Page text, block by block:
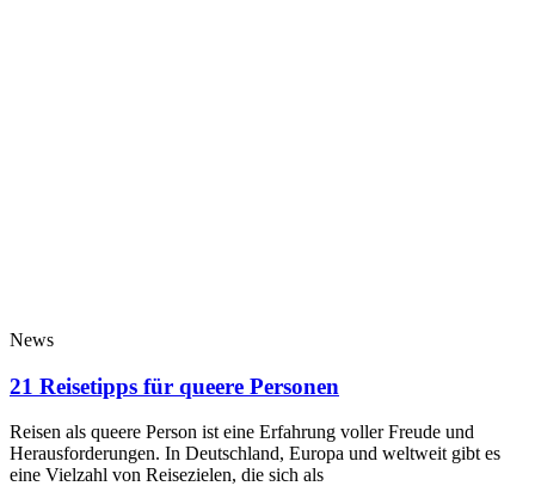
News
21 Reisetipps für queere Personen
Reisen als queere Person ist eine Erfahrung voller Freude und
Herausforderungen. In Deutschland, Europa und weltweit gibt es
eine Vielzahl von Reisezielen, die sich als